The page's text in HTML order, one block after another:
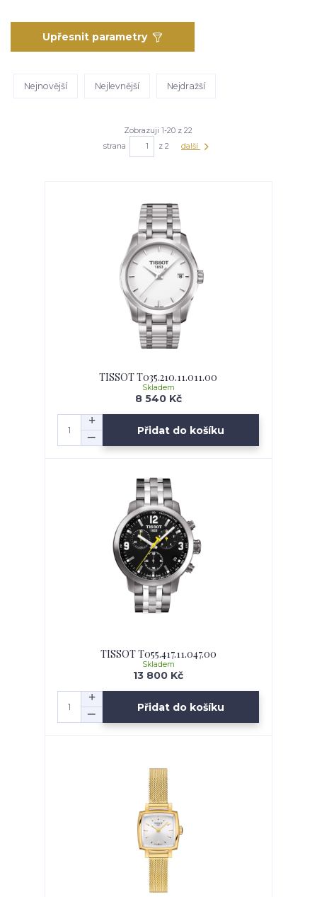
Upřesnit parametry
Nejnovější Nejlevnější Nejdražší
Zobrazuji 1-20 z 22
strana
z 2 další
TISSOT T035.210.11.011.00
8 540 Kč
Skladem
Přidat do košíku
TISSOT T055.417.11.047.00
13 800 Kč
Skladem
Přidat do košíku